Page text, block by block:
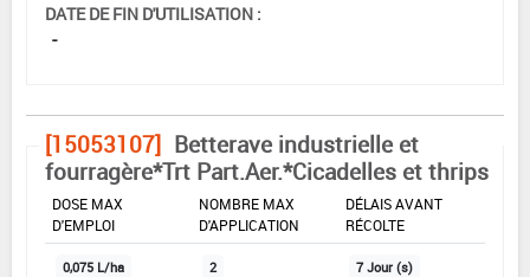
DATE DE FIN D'UTILISATION :
-
[15053107] Betterave industrielle et
fourragère*Trt Part.Aer.*Cicadelles et thrips
DOSE MAX
D'EMPLOI
NOMBRE MAX
D'APPLICATION
DÉLAIS AVANT
RÉCOLTE
0,075 L/ha 2 7 Jour (s)